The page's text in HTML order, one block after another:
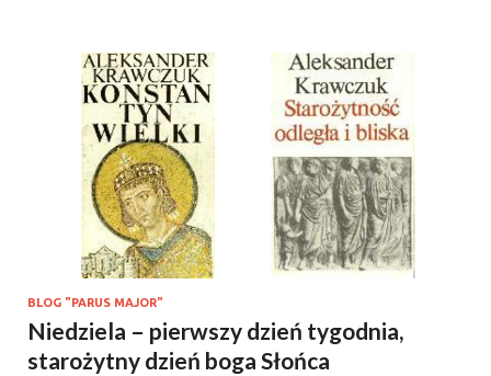
BLOG "PARUS MAJOR"
Niedziela – pierwszy dzień tygodnia,
starożytny dzień boga Słońca